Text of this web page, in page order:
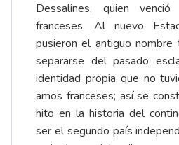
Dessalines, quien
franceses. Al nuevo
pusieron el antiguo
separarse del pasado
identidad propia que no
amos franceses; así se
hito en la historia del
ser el segundo país